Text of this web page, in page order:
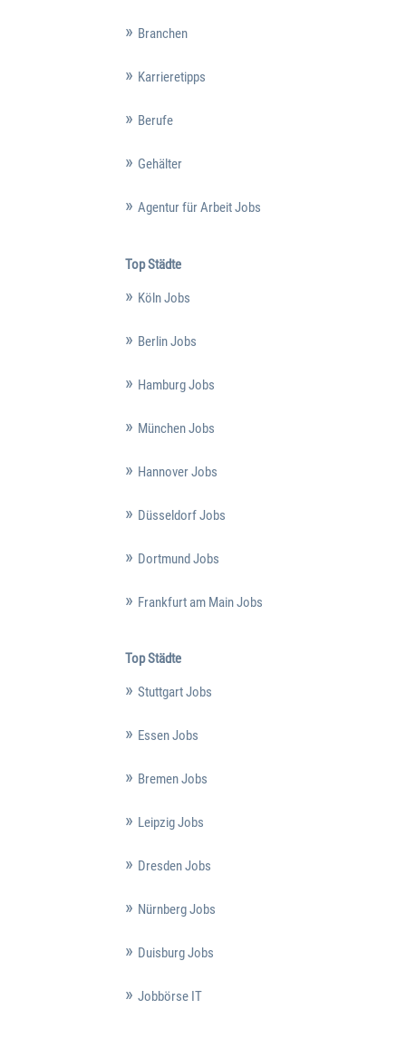
Branchen
Karrieretipps
Berufe
Gehälter
Agentur für Arbeit Jobs
Top Städte
Köln Jobs
Berlin Jobs
Hamburg Jobs
München Jobs
Hannover Jobs
Düsseldorf Jobs
Dortmund Jobs
Frankfurt am Main Jobs
Top Städte
Stuttgart Jobs
Essen Jobs
Bremen Jobs
Leipzig Jobs
Dresden Jobs
Nürnberg Jobs
Duisburg Jobs
Jobbörse IT